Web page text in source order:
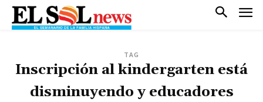
TAG
Inscripción al kindergarten está
disminuyendo y educadores